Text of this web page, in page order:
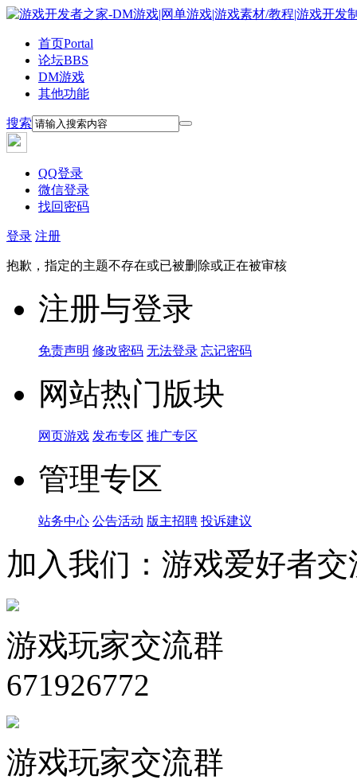
首页Portal
论坛BBS
DM游戏
其他功能
搜索
QQ登录
微信登录
找回密码
登录 注册
抱歉，指定的主题不存在或已被删除或正在被审核
注册与登录
免责声明 修改密码 无法登录 忘记密码
网站热门版块
网页游戏 发布专区 推广专区
管理专区
站务中心 公告活动 版主招聘 投诉建议
加入我们：游戏爱好者交
游戏玩家交流群
671926772
游戏玩家交流群